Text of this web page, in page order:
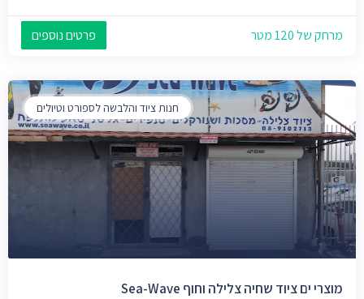
מרחק של 120 מטר פרטים נוספים
חנות ציוד והלבשה לספורט וטיולים
מוצרי ים ציוד שחיה צלילה וחוף Sea-Wave